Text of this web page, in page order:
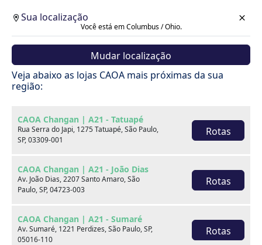
Sua localização
Você está em Columbus / Ohio.
Mudar localização
Veja abaixo as lojas CAOA mais próximas da sua
região:
CAOA Changan | A21 - Tatuapé
Rua Serra do Japi, 1275 Tatuapé, São Paulo,
SP, 03309-001
Rotas
CAOA Changan | A21 - João Dias
Av. João Dias, 2207 Santo Amaro, São
Paulo, SP, 04723-003
Rotas
CAOA Changan | A21 - Sumaré
Av. Sumaré, 1221 Perdizes, São Paulo, SP,
05016-110
Rotas
Carros